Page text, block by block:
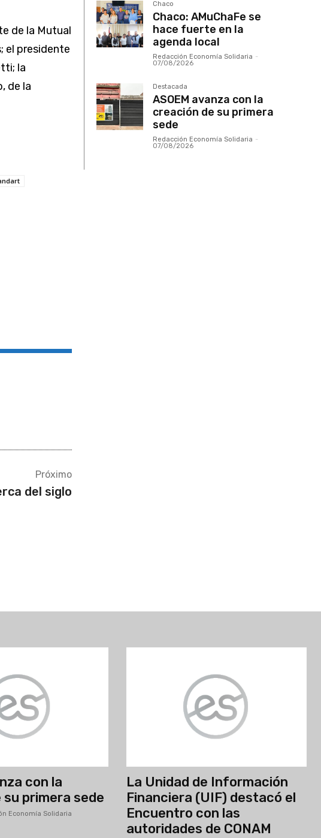
de la Mutual
el presidente
la
de la
Próximo
del siglo
Chaco
Chaco: AMuChaFe se
hace fuerte en la
agenda local
Redacción Economía Solidaria -
07/08/2026
Destacada
ASOEM avanza con la
creación de su primera
sede
Redacción Economía Solidaria -
07/08/2026
con la
primera sede
Economía Solidaria
La Unidad de Información
Financiera (UIF) destacó el
Encuentro con las
autoridades de CONAM